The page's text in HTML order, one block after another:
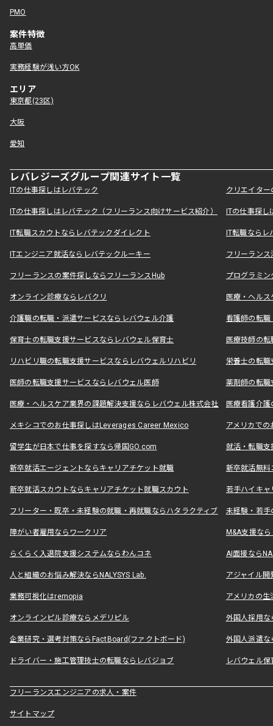
PMO
案件特徴
高単価
実務経験が浅い方OK
エリア
東京都(23区)
大阪
愛知
レバレジーズグループ関連サイト一覧
ITの仕事探しはレバテック クリエイタ
ITの仕事探しはレバテック（フリーランス向けサービス紹介） ITの仕事探
IT転職スカウトならレバテックダイレクト IT転職なら
ITエンジニア就活ならレバテックルーキー フリーラン
フリーランスの案件探しならフリーランスHub プログラミ
オンライン診療ならレバクリ 医療・ヘル
介護職の転職・派遣サービスならレバウェル介護 看護師の転
保育士の転職支援サービスならレバウェル保育士 医療技師の
リハビリ職の転職支援サービスならレバウェルリハビリ 栄養士の転
医師の転職支援サービスならレバウェル医師 薬剤師の転
医療・ヘルスケア業界の課題解決支援ならレバウェル株式会社 医療看護介
メキシコでのお仕事探しはLeverages Career Mexico アメリカで
留学生が日本で仕事を探すなら帰国GO.com 就活・転職
新卒就活エージェントならキャリアチケット就職 新卒就活無料
新卒就活スカウトならキャリアチケット就職スカウト 若手ハイキ
フリーター・既卒・未経験の就職・再就職ならハタラクティブ 未経験・若手
障がい者雇用ならワークリア M&A支援な
らくらく入退院支援システムならわんコネ AI面接なら
人と組織のお悩み解決ならNALYSYS Lab. アジャイル
業務可視化はremopia アメリカの
オンラインピル診療ならメデリピル 外国人採用
企業研究・選考対策ならFactBoard(ファクトボード) 外国人派遣な
ドライバー・施工管理技士の転職ならレバジョブ レバウェル
フリーランスエンジニアの求人・案件
サイトマップ